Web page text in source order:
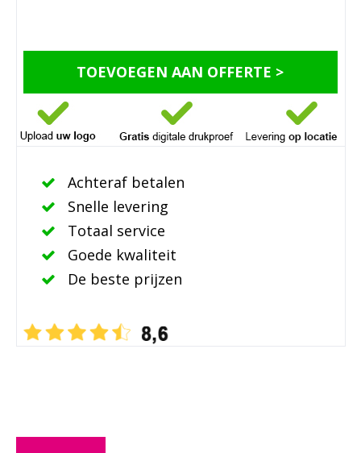
TOEVOEGEN AAN OFFERTE >
Achteraf betalen
Snelle levering
Totaal service
Goede kwaliteit
De beste prijzen